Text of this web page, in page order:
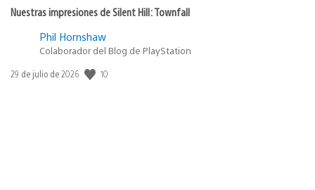
Nuestras impresiones de Silent Hill: Townfall
Phil Hornshaw
Colaborador del Blog de PlayStation
Fecha
29 de julio de 2026 10